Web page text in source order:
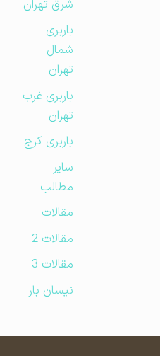
شرق تهران
باربری
شمال
تهران
باربری غرب
تهران
باربری کرج
مطالب
مقالات
مقالات 2
مقالات 3
نیسان بار